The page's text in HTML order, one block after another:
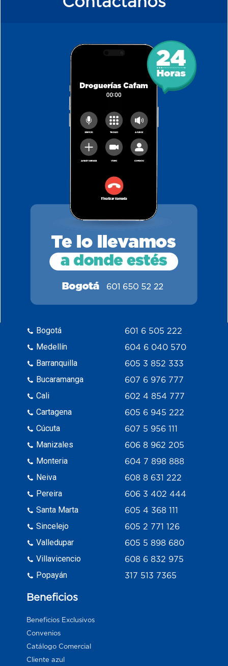
Bogotá
Medellín
Barranquilla
Bucaramanga
Cali
Cartagena
Cúcuta
Manizales
Monteria
Neiva
Pereira
Santa Marta
Sincelejo
Valledupar
Villavicencio
Popayán
601 6 505 222
604 6 040 570
605 3 852 333
607 6 976 777
602 4 854 777
605 6 945 222
607 5 956 111
606 8 962 205
604 7 898 888
608 8 631 222
606 3 402 444
605 4 368 111
605 2 771 126
605 5 898 680
608 6 832 975
317 513 7365
Beneficios
Beneficios Exclusivos
Convenios
Catálogo Comercial
Cliente azul